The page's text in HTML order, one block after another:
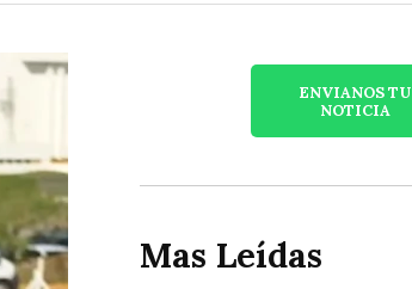
ENVIANOS TU
NOTICIA
Mas Leídas